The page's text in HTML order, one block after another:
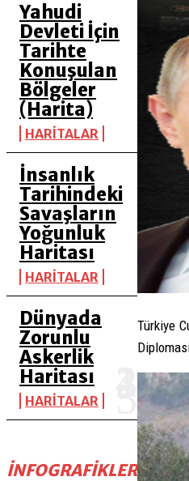
Yahudi
Devleti İçin
Tarihte
Konuşulan
Bölgeler
(Harita)
HARİTALAR
İnsanlık
Tarihindeki
Savaşların
Yoğunluk
Haritası
HARİTALAR
Dünyada
Zorunlu
Askerlik
Haritası
HARİTALAR
İNFOGRAFIKLER
Türkiye